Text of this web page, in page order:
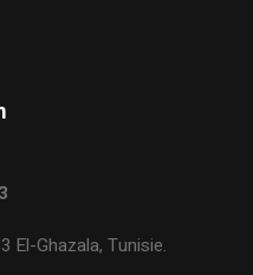
El-Ghazala, Tunisie.